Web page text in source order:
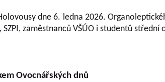
dne 6. ledna 2026.
zaměstnanců VŠÚO i studentů střední
Ovocnářských dnů